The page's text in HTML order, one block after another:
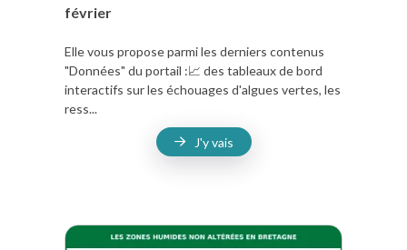
février
Elle vous propose parmi les derniers contenus
"Données" du portail :📈 des tableaux de bord
interactifs sur les échouages d'algues vertes, les
ress...
J'y vais